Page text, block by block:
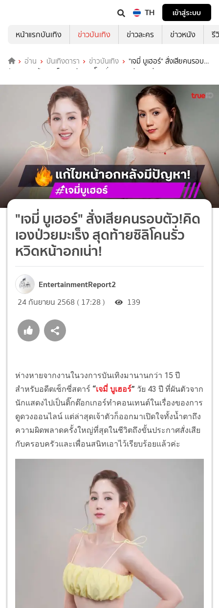
TH
เข้าสู่ระบบ
หน้าแรกบันเทิง
ข่าวบันเทิง ข่าวละคร ข่าวหนัง รี
อ่าน บันเทิงดารา ข่าวบันเทิง
"เจมี่ บูเฮอร์" สั่งเสียคนรอบ
ตัว!คิดเองป่วยมะเร็ง สุดท้ายซิลิโคนรั่ว หวิดหน้าอกเน่า!
"เจมี่ บูเฮอร์" สั่งเสียคนรอบตัว!คิด
เองป่วยมะเร็ง สุดท้ายซิลิโคนรั่ว
หวิดหน้าอกเน่า!
EntertainmentReport2
24 กันยายน 2568 ( 17:28 ) 139
ห่างหายจากงานในวงการบันเทิงมานานกว่า 15 ปี
สำหรับอดีตเซ็กซี่สตาร์ “เจมี่ บูเฮอร์” วัย 43 ปี ที่ผันตัวจาก
นักแสดงไปเป็นติ๊กต๊อกเกอร์ทำคอนเทนต์ในเรื่องของการ
ดูดวงออนไลน์ แต่ล่าสุดเจ้าตัวก็ออกมาเปิดใจทั้งน้ำตาถึง
ความผิดพลาดครั้งใหญ่ที่สุดในชีวิตถึงขั้นประกาศสั่งเสีย
กับครอบครัวและเพื่อนสนิทเอาไว้เรียบร้อยแล้วค่ะ